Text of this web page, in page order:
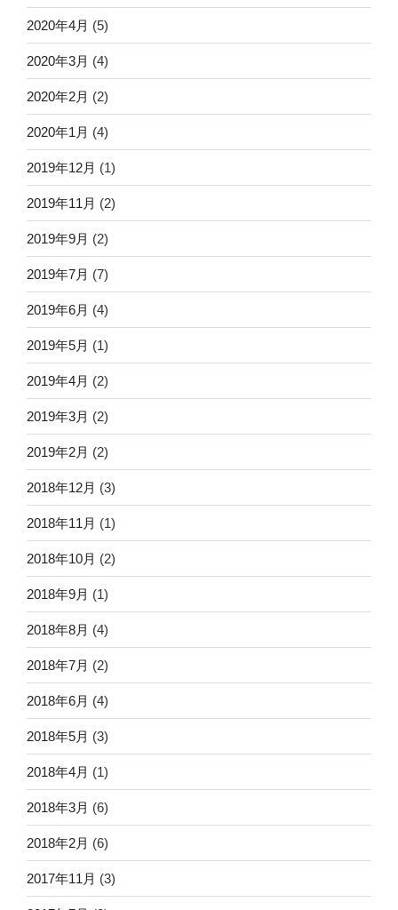
2020年4月 (5)
2020年3月 (4)
2020年2月 (2)
2020年1月 (4)
2019年12月 (1)
2019年11月 (2)
2019年9月 (2)
2019年7月 (7)
2019年6月 (4)
2019年5月 (1)
2019年4月 (2)
2019年3月 (2)
2019年2月 (2)
2018年12月 (3)
2018年11月 (1)
2018年10月 (2)
2018年9月 (1)
2018年8月 (4)
2018年7月 (2)
2018年6月 (4)
2018年5月 (3)
2018年4月 (1)
2018年3月 (6)
2018年2月 (6)
2017年11月 (3)